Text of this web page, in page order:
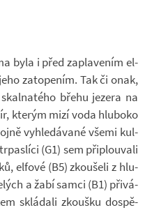
byla i před za­pla­ve­ním el­
za­to­pe­ním. Tak či onak,
břehu je­zera na
kte­rým mizí voda hlu­boko
vy­hle­dá­vané všemi kul­
(G1) sem při­plou­vali
el­fové (B5) zkou­šeli z hlu­
a žabí samci (B1) při­vá­
sklá­dali zkoušku do­spě­